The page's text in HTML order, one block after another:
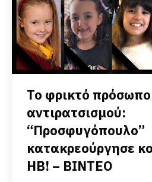
Το φρικτό
αντιρατσισμού:
“Προσφυγόπουλο”
κατακρεούργησε
ΗΒ! – ΒΙΝΤΕΟ